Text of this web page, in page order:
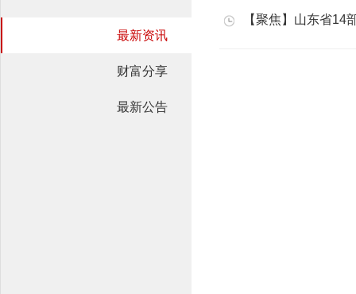
最新资讯
财富分享
最新公告
【聚焦】山东省14